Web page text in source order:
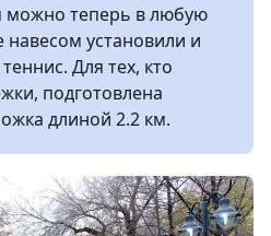
можно теперь в любую
навесом установили и
Для тех, кто
подготовлена
длиной 2.2 км.